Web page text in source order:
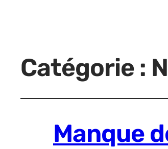
Catégorie :
Manque